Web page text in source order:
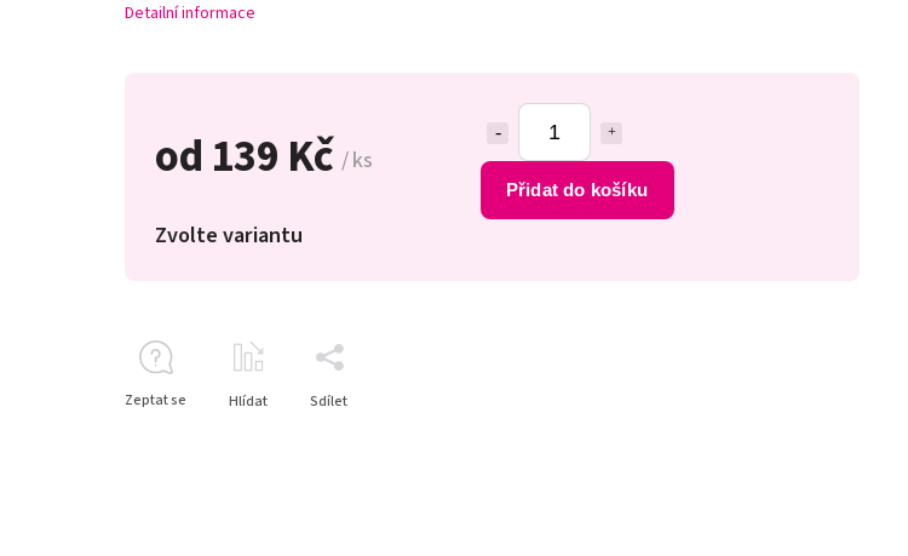
od 139 Kč / ks
Přidat do košíku
Zvolte variantu
Detailní informace
Zeptat se Hlídat Sdílet